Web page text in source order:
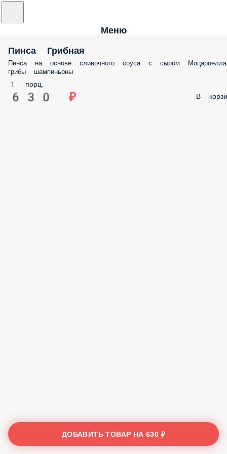
Меню
Пинса Грибная
Пинса на основе сливочного соуса с сыром
грибы шампиньоны
1 порц.
630 ₽ В
ДОБАВИТЬ ТОВАР НА630 ₽